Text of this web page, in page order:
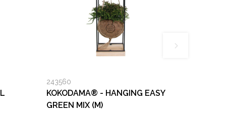
243560
KOKODAMA® - HANGING EASY
GREEN MIX (M)